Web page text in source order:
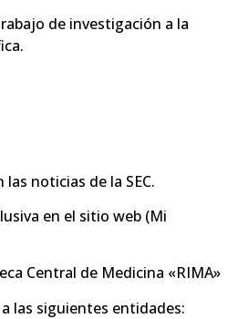
de investigación a la
noticias de la SEC.
en el sitio web (Mi
Central de Medicina «RIMA»
las siguientes entidades: